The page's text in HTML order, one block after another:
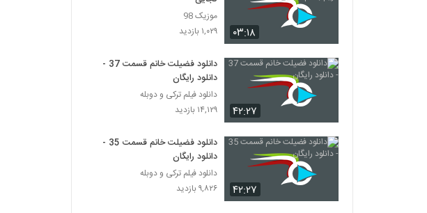
۰۳:۱۸
موزیک 98
۱,۰۲۹ بازدید
۴۲:۲۷
دانلود فضیلت خانم قسمت 37 -
دانلود رایگان
دانلود فیلم ترکی و دوبله
۱۴,۱۲۹ بازدید
۴۲:۲۷
دانلود فضیلت خانم قسمت 35 -
دانلود رایگان
دانلود فیلم ترکی و دوبله
۹,۸۲۶ بازدید